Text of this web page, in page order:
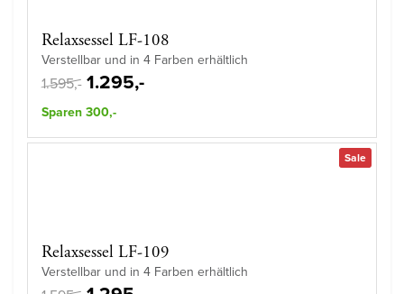
Relaxsessel LF-108
Verstellbar und in 4 Farben erhältlich
1.595,- 1.295,-
Sparen 300,-
Sale
Relaxsessel LF-109
Verstellbar und in 4 Farben erhältlich